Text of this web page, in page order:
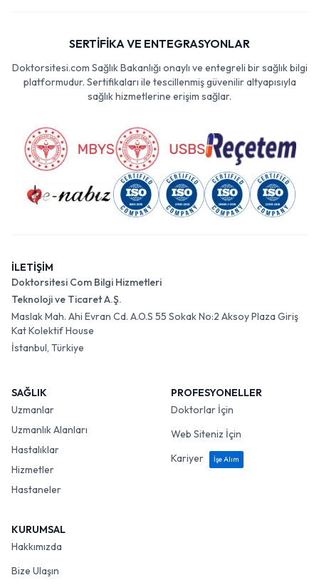
SERTİFİKA VE ENTEGRASYONLAR
Doktorsitesi.com Sağlık Bakanlığı onaylı ve entegreli bir sağlık bilgi
platformudur. Sertifikaları ile tescillenmiş güvenilir altyapısıyla
sağlık hizmetlerine erişim sağlar.
İLETİŞİM
Doktorsitesi Com Bilgi Hizmetleri
Teknoloji ve Ticaret A.Ş.
Maslak Mah. Ahi Evran Cd. A.O.S 55 Sokak No:2 Aksoy Plaza Giriş
Kat Kolektif House
İstanbul, Türkiye
SAĞLIK
Uzmanlar
Uzmanlık Alanları
Hastalıklar
Hizmetler
Hastaneler
PROFESYONELLER
Doktorlar İçin
Web Siteniz İçin
Kariyer
İşe Alım
KURUMSAL
Hakkımızda
Bize Ulaşın